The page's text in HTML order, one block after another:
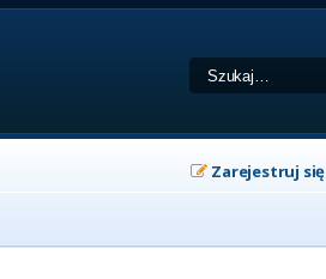
Zarejestruj się